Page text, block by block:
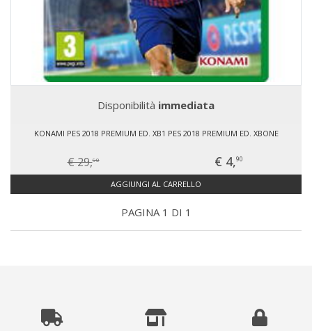
Disponibilità immediata
KONAMI PES 2018 PREMIUM ED. XB1 PES 2018 PREMIUM ED. XBONE
€ 29,90 € 4,90
AGGIUNGI AL CARRELLO
PAGINA 1 DI 1